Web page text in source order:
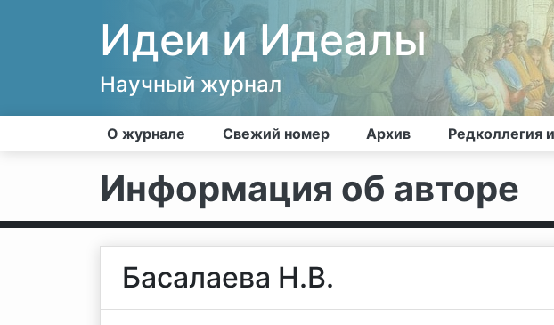
Идеи и Идеалы
Научный журнал
О журнале Свежий номер Архив Редколлегия
Информация об авторе
Басалаева Н.В.